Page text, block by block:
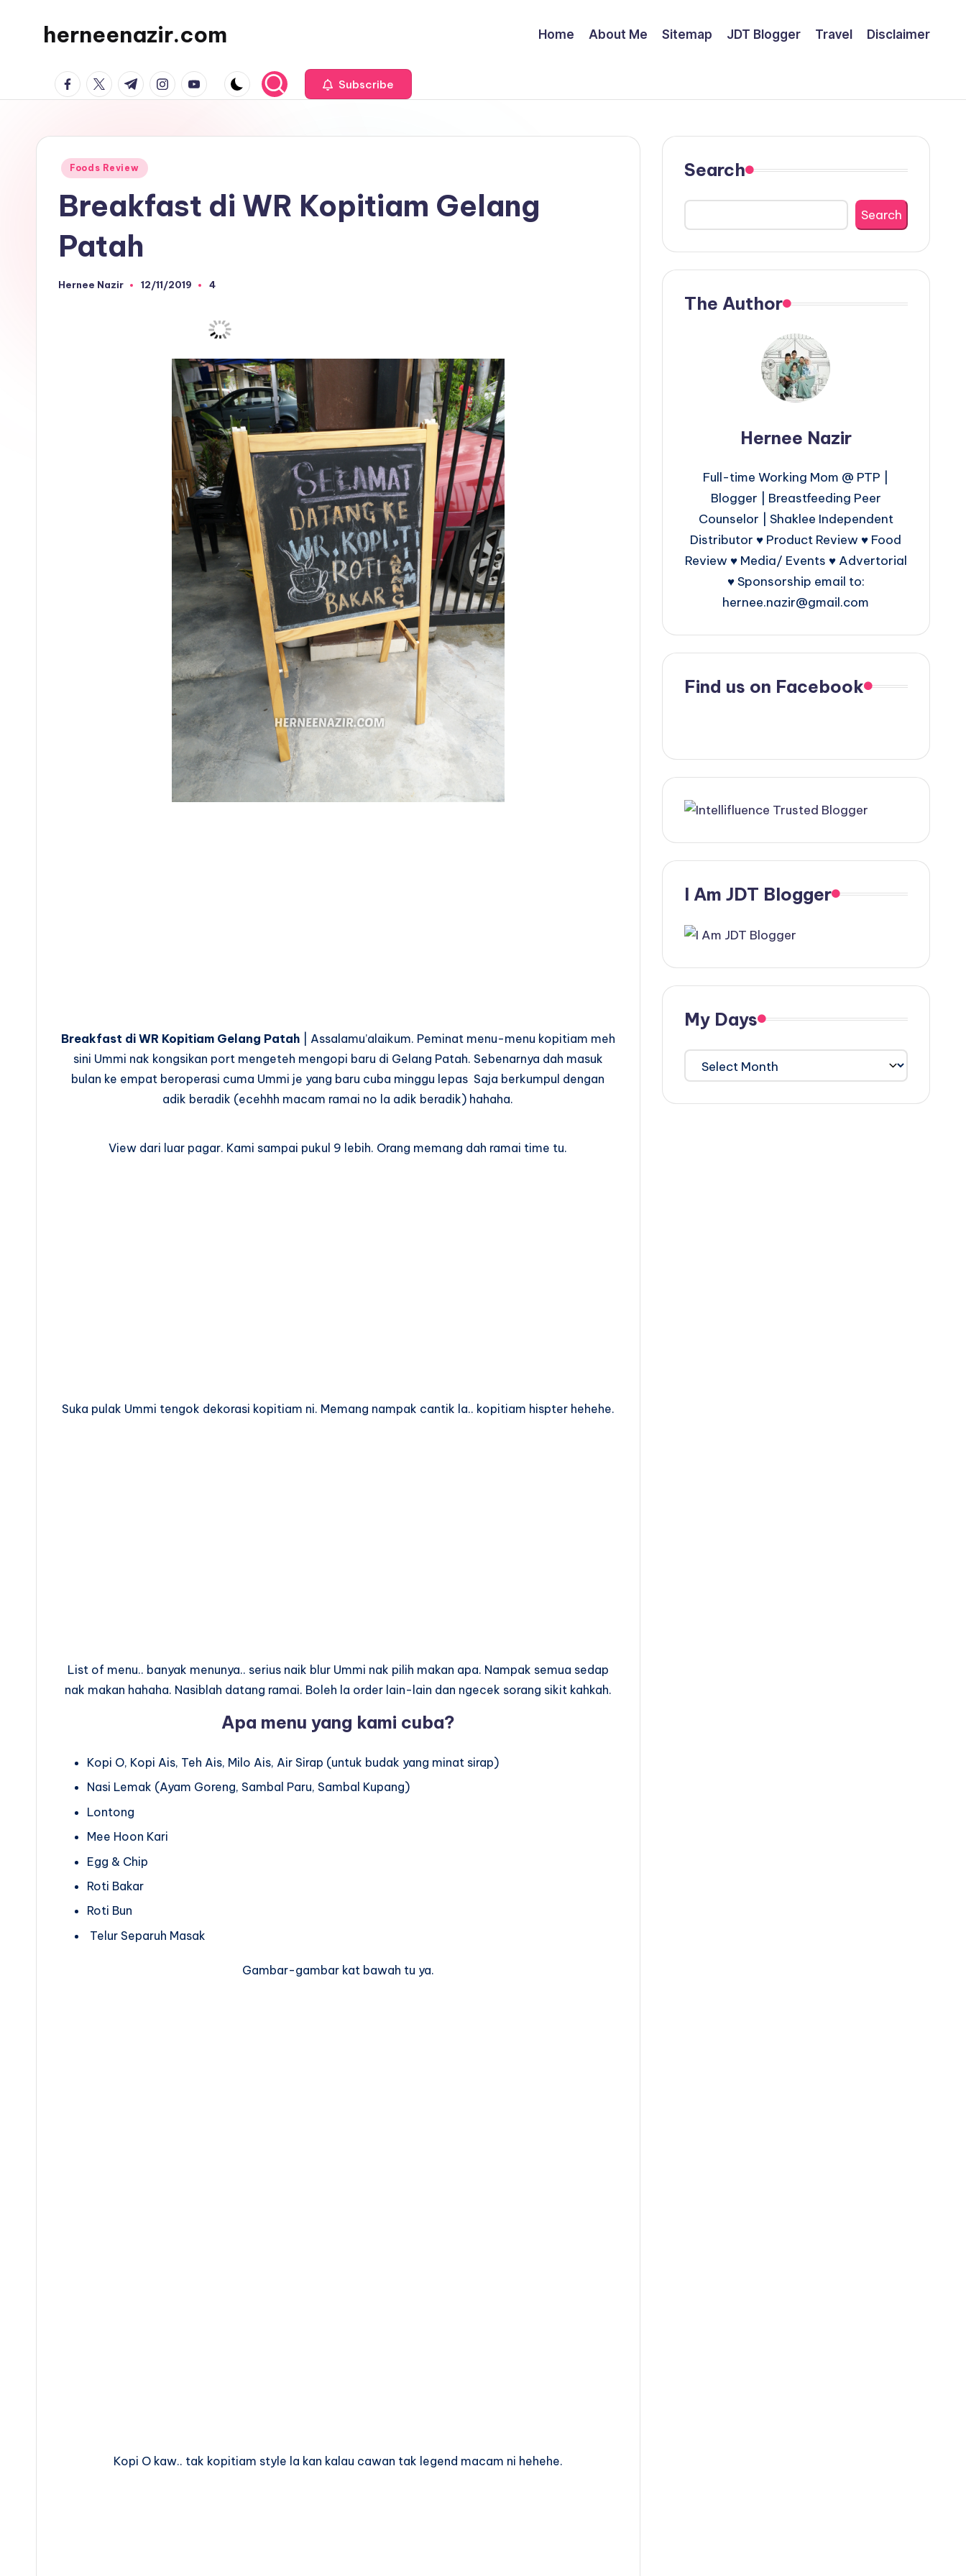
herneenazir.com
Lifestyle
Blogger
Home About Me Sitemap JDT Blogger Travel Disclaimer
facebook.com
twitter.com
t.me instagram.com
youtube.com Subscribe
Posted
Foods Review
Breakfast di WR Kopitiam Gelang
Patah
Posted
Hernee Nazir 12/11/2019 4
Breakfast di WR Kopitiam Gelang Patah
| Assalamu’alaikum. Peminat menu-menu kopitiam meh
sini Ummi nak kongsikan port mengeteh mengopi baru di Gelang Patah. Sebenarnya dah masuk
bulan ke empat beroperasi cuma Ummi je yang baru cuba minggu lepas Saja berkumpul dengan
adik beradik (ecehhh macam ramai no la adik beradik) hahaha.
View dari luar pagar. Kami sampai pukul 9 lebih. Orang memang dah ramai time tu.
Suka pulak Ummi tengok dekorasi kopitiam ni. Memang nampak cantik la.. kopitiam hispter hehehe.
List of menu.. banyak menunya.. serius naik blur Ummi nak pilih makan apa. Nampak semua sedap
nak makan hahaha. Nasiblah datang ramai. Boleh la order lain-lain dan ngecek sorang sikit kahkah.
Apa menu yang kami cuba?
Kopi O, Kopi Ais, Teh Ais, Milo Ais, Air Sirap (untuk budak yang minat sirap)
Nasi Lemak (Ayam Goreng, Sambal Paru, Sambal Kupang)
Lontong
Mee Hoon Kari
Egg & Chip
Roti Bakar
Roti Bun
Telur Separuh Masak
Gambar-gambar kat bawah tu ya.
Kopi O kaw.. tak kopitiam style la kan kalau cawan tak legend macam ni hehehe.
Search
Search
The Author
Hernee Nazir
Full-time Working Mom @ PTP |
Blogger | Breastfeeding Peer
Counselor | Shaklee Independent
Distributor ♥ Product Review ♥ Food
Review ♥ Media/ Events ♥ Advertorial
♥ Sponsorship email to:
hernee.nazir@gmail.com
Find us on Facebook
I Am JDT Blogger
My Days
My
Days